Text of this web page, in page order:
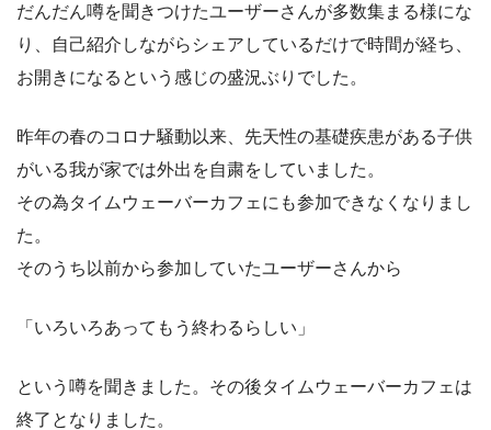
だんだん噂を聞きつけたユーザーさんが多数集まる様にな
り、自己紹介しながらシェアしているだけで時間が経ち、
お開きになるという感じの盛況ぶりでした。
昨年の春のコロナ騒動以来、先天性の基礎疾患がある子供
がいる我が家では外出を自粛をしていました。
その為タイムウェーバーカフェにも参加できなくなりまし
た。
そのうち以前から参加していたユーザーさんから
「いろいろあってもう終わるらしい」
という噂を聞きました。その後タイムウェーバーカフェは
終了となりました。